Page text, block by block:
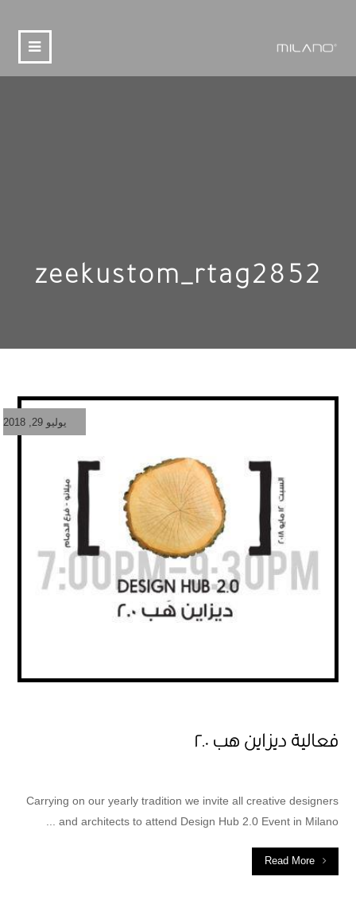
zeekustom_rtag2852
فعالية ديزاين هب ٢.٠
يوليو 29, 2018
Carrying on our yearly tradition we invite all creative designers
and architects to attend Design Hub 2.0 Event in Milano ...
Read More